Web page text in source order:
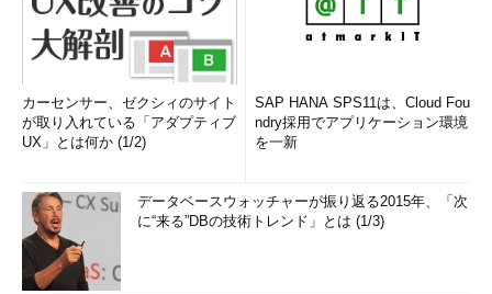
カーセンサー、ゼクシィのサイト
が取り入れている「アダプティブ
UX」とは何か (1/2)
SAP HANA SPS11は、Cloud Fou
ndry採用でアプリケーション環境
を一新
データベースウォッチャーが振り返る2015年、「次
に“来る”DBの技術トレンド」とは (1/3)